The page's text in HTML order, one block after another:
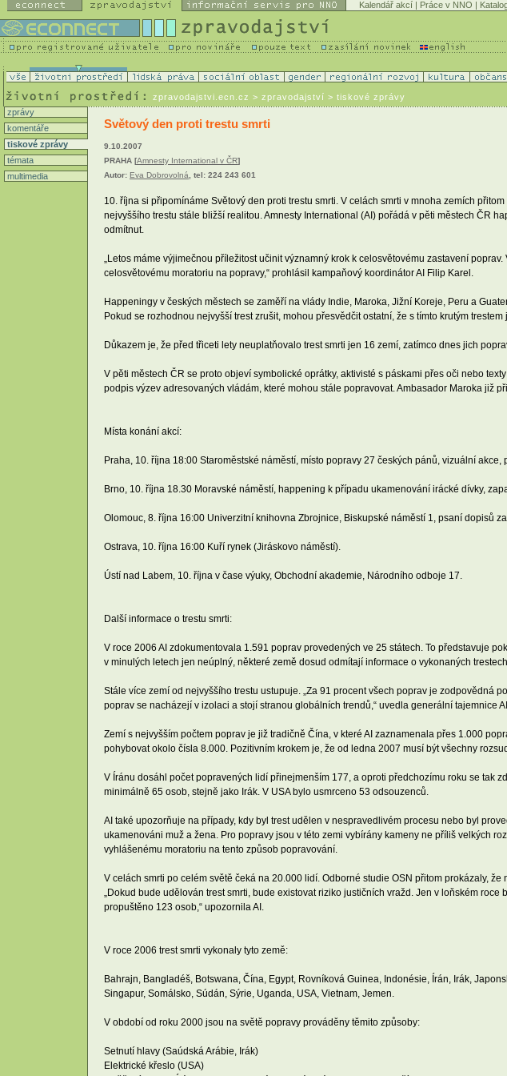
Kalendář akcí | Práce v NNO |
zpravodajstvi.ecn.cz > zpravodajství > tiskové zprávy
zprávy
komentáře
tiskové zprávy
témata
multimedia
Světový den proti trestu smrti
9.10.2007
PRAHA [Amnesty International v ČR]
Autor: Eva Dobrovolná, tel: 224 243 601
10. října si připomínáme Světový den proti trestu smrti. V celách smrti v mnoha zemích
nejvyššího trestu stále bližší realitou. Amnesty International (AI) pořádá v pěti městech ČR
odmítnut.
„Letos máme výjimečnou příležitost učinit významný krok k celosvětovému zastavení
celosvětovému moratoriu na popravy,“ prohlásil kampaňový koordinátor AI Filip Karel.
Happeningy v českých městech se zaměří na vlády Indie, Maroka, Jižní Koreje, Peru a
Pokud se rozhodnou nejvyšší trest zrušit, mohou přesvědčit ostatní, že s tímto krutým trestem
Důkazem je, že před třiceti lety neuplatňovalo trest smrti jen 16 zemí, zatímco dnes jich
V pěti městech ČR se proto objeví symbolické oprátky, aktivisté s páskami přes oči nebo
podpis výzev adresovaných vládám, které mohou stále popravovat. Ambasador Maroka již
Místa konání akcí:
Praha, 10. října 18:00 Staroměstské náměstí, místo popravy 27 českých pánů, vizuální akce,
Brno, 10. října 18.30 Moravské náměstí, happening k případu ukamenování irácké dívky,
Olomouc, 8. října 16:00 Univerzitní knihovna Zbrojnice, Biskupské náměstí 1, psaní dopisů
Ostrava, 10. října 16:00 Kuří rynek (Jiráskovo náměstí).
Ústí nad Labem, 10. října v čase výuky, Obchodní akademie, Národního odboje 17.
Další informace o trestu smrti:
V roce 2006 AI zdokumentovala 1.591 poprav provedených ve 25 státech. To představuje
v minulých letech jen neúplný, některé země dosud odmítají informace o vykonaných
Stále více zemí od nejvyššího trestu ustupuje. „Za 91 procent všech poprav je zodpovědná
poprav se nacházejí v izolaci a stojí stranou globálních trendů,“ uvedla generální tajemnice
Zemí s nejvyšším počtem poprav je již tradičně Čína, v které AI zaznamenala přes 1.000
pohybovat okolo čísla 8.000. Pozitivním krokem je, že od ledna 2007 musí být všechny
V Íránu dosáhl počet popravených lidí přinejmenším 177, a oproti předchozímu roku se tak
minimálně 65 osob, stejně jako Irák. V USA bylo usmrceno 53 odsouzenců.
AI také upozorňuje na případy, kdy byl trest udělen v nespravedlivém procesu nebo byl
ukamenováni muž a žena. Pro popravy jsou v této zemi vybírány kameny ne příliš velkých
vyhlášenému moratoriu na tento způsob popravování.
V celách smrti po celém světě čeká na 20.000 lidí. Odborné studie OSN přitom prokázaly,
„Dokud bude udělován trest smrti, bude existovat riziko justičních vražd. Jen v loňském
propuštěno 123 osob,“ upozornila AI.
V roce 2006 trest smrti vykonaly tyto země:
Bahrajn, Bangladéš, Botswana, Čína, Egypt, Rovníková Guinea, Indonésie, Írán, Irák,
Singapur, Somálsko, Súdán, Sýrie, Uganda, USA, Vietnam, Jemen.
V období od roku 2000 jsou na světě popravy prováděny těmito způsoby:
Setnutí hlavy (Saúdská Arábie, Irák)
Elektrické křeslo (USA)